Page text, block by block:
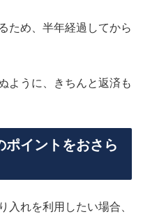
ため、半年経過してから
ように、きちんと返済も
ポイントをおさら
入れを利用したい場合、